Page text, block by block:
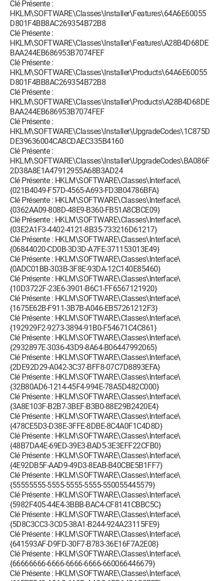
Clé Présente :
HKLM\SOFTWARE\Classes\Installer\Features\64A6E60055
D801F4BB8AC269354B72B8
Clé Présente :
HKLM\SOFTWARE\Classes\Installer\Features\A28B4D68DE
BAA244EB686953B7074FEF
Clé Présente :
HKLM\SOFTWARE\Classes\Installer\Products\64A6E60055
D801F4BB8AC269354B72B8
Clé Présente :
HKLM\SOFTWARE\Classes\Installer\Products\A28B4D68DE
BAA244EB686953B7074FEF
Clé Présente :
HKLM\SOFTWARE\Classes\Installer\UpgradeCodes\1C875D
DE39636004CA8CDAEC335B4160
Clé Présente :
HKLM\SOFTWARE\Classes\Installer\UpgradeCodes\BA086F
2D38A8E1A47912955A68B3AD24
Clé Présente : HKLM\SOFTWARE\Classes\Interface\
{021B4049-F57D-4565-A693-FD3B04786BFA}
Clé Présente : HKLM\SOFTWARE\Classes\Interface\
{0362AA09-808D-48E9-B360-FB51A8CBCE09}
Clé Présente : HKLM\SOFTWARE\Classes\Interface\
{03E2A1F3-4402-4121-8B35-733216D61217}
Clé Présente : HKLM\SOFTWARE\Classes\Interface\
{06844020-CD0B-3D3D-A7FE-371153013E49}
Clé Présente : HKLM\SOFTWARE\Classes\Interface\
{0ADC01BB-303B-3F8E-93DA-12C140E85460}
Clé Présente : HKLM\SOFTWARE\Classes\Interface\
{10D3722F-23E6-3901-B6C1-FF6567121920}
Clé Présente : HKLM\SOFTWARE\Classes\Interface\
{1675E62B-F911-3B7B-A046-EB57261212F3}
Clé Présente : HKLM\SOFTWARE\Classes\Interface\
{192929F2-9273-3894-91B0-F54671C4C861}
Clé Présente : HKLM\SOFTWARE\Classes\Interface\
{2932897E-3036-43D9-8A64-B06447992065}
Clé Présente : HKLM\SOFTWARE\Classes\Interface\
{2DE92D29-A042-3C37-BFF8-07C7D8893EFA}
Clé Présente : HKLM\SOFTWARE\Classes\Interface\
{32B80AD6-1214-45F4-994E-78A5D482C000}
Clé Présente : HKLM\SOFTWARE\Classes\Interface\
{3A8E103F-B2B7-3BEF-B3B0-88E29B2420E4}
Clé Présente : HKLM\SOFTWARE\Classes\Interface\
{478CE5D3-D38E-3FFE-8DBE-8C4A0F1C4D8D}
Clé Présente : HKLM\SOFTWARE\Classes\Interface\
{48B7DA4E-69ED-39E3-BAD5-3E3EFF22CFB0}
Clé Présente : HKLM\SOFTWARE\Classes\Interface\
{4E92DB5F-AAD9-49D3-8EAB-B40CBE5B1FF7}
Clé Présente : HKLM\SOFTWARE\Classes\Interface\
{55555555-5555-5555-5555-550055445579}
Clé Présente : HKLM\SOFTWARE\Classes\Interface\
{5982F405-44E4-3BBB-BAC4-CF8141CBBC5C}
Clé Présente : HKLM\SOFTWARE\Classes\Interface\
{5D8C3CC3-3C05-38A1-B244-924A23115FE9}
Clé Présente : HKLM\SOFTWARE\Classes\Interface\
{641593AF-D9FD-30F7-B783-36E16F7A2E08}
Clé Présente : HKLM\SOFTWARE\Classes\Interface\
{66666666-6666-6666-6666-660066446679}
Clé Présente : HKLM\SOFTWARE\Classes\Interface\